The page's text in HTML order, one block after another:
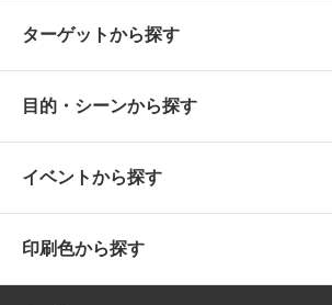
ターゲットから探す
目的・シーンから探す
イベントから探す
印刷色から探す